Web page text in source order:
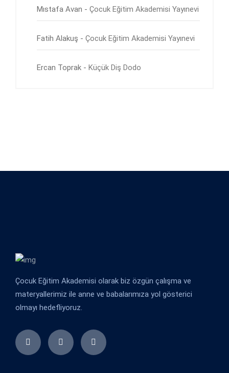
Mıstafa Avan - Çocuk Eğitim Akademisi Yayınevi
Fatih Alakuş - Çocuk Eğitim Akademisi Yayınevi
Ercan Toprak - Küçük Diş Dodo
Çocuk Eğitim Akademisi olarak biz özgün çalışma ve
materyallerimiz ile anne ve babalarımıza yol gösterici
olmayı hedefliyoruz.